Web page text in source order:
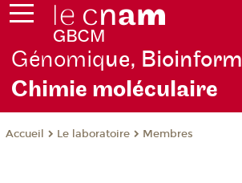
Génomique, Bioinform
Chimie moléculaire
Accueil Le laboratoire Membres